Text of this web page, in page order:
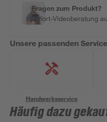
Fragen zum Produkt?
Sofort-Videoberatung
Unsere passenden
Handwerksservice
Häufig dazu